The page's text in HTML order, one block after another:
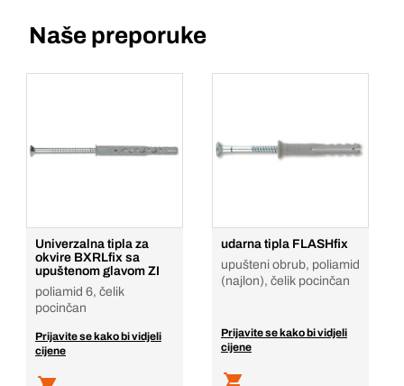
Naše preporuke
Univerzalna tipla za
okvire BXRLfix sa
upuštenom glavom ZI
poliamid 6, čelik
pocinčan
Prijavite se kako bi vidjeli
cijene
udarna tipla FLASHfix
upušteni obrub, poliamid
(najlon), čelik pocinčan
Prijavite se kako bi vidjeli
cijene